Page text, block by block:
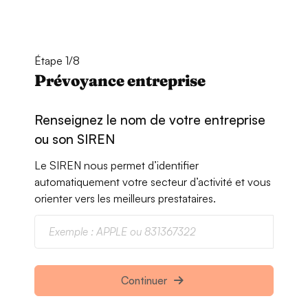
Étape 1/8
Prévoyance entreprise
Renseignez le nom de votre entreprise
ou son SIREN
Le SIREN nous permet d’identifier
automatiquement votre secteur d’activité et vous
orienter vers les meilleurs prestataires.
Continuer